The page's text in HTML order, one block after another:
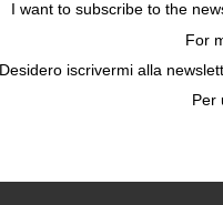
from 7 april
UMBERTO
I want to subscribe to the
For
Desidero iscrivermi alla
Per